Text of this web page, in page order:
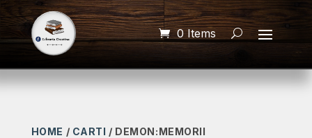
0 Items
HOME / CARTI / DEMON:MEMORII